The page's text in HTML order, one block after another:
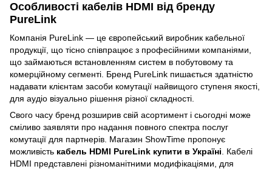
Особливості кабелів HDMI від бренду
PureLink
Компанія PureLink — це європейський виробник кабельної
продукції, що тісно співпрацює з професійними компаніями,
що займаються встановленням систем в побутовому та
комерційному сегменті. Бренд PureLink пишається здатністю
надавати клієнтам засоби комутації найвищого ступеня якості,
для аудіо візуально рішення різної складності.
Свого часу бренд розширив свій асортимент і сьогодні може
сміливо заявляти про надання повного спектра послуг
комутації для партнерів. Магазин ShowTime пропонує
можливість кабель HDMI PureLink купити в Україні . Кабелі
HDMI представлені різноманітними модифікаціями, для